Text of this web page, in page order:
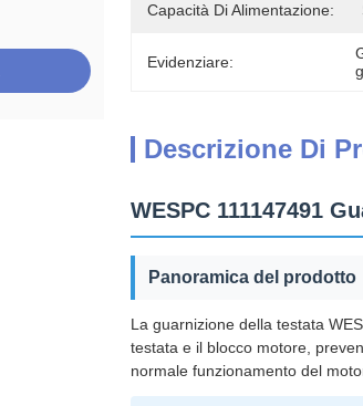
Capacità Di Alimentazione:
Evidenziare:
Descrizione Di
WESPC 111147491
Panoramica del prodotto
La guarnizione della testata
testata e il blocco motore,
normale funzionamento del